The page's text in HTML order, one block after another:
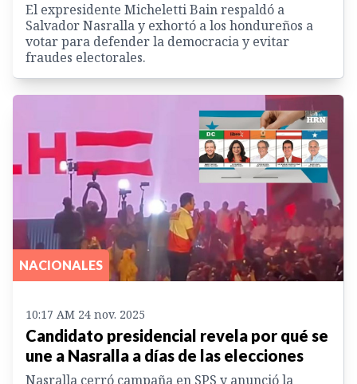
El expresidente Micheletti Bain respaldó a
Salvador Nasralla y exhortó a los hondureños a
votar para defender la democracia y evitar
fraudes electorales.
NACIONALES
10:17 AM 24 nov. 2025
Candidato presidencial revela por qué se
une a Nasralla a días de las elecciones
Nasralla cerró campaña en SPS y anunció la